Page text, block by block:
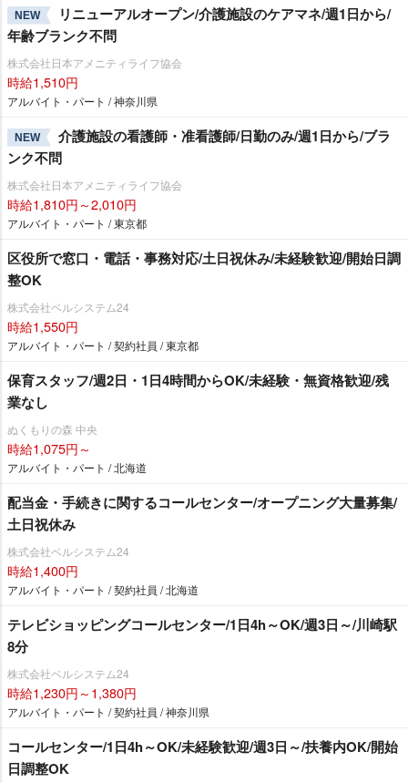
NEW
リニューアルオープン/介護施設のケアマネ/週1日から/
年齢ブランク不問
株式会社日本アメニティライフ協会
時給1,510円
アルバイト・パート / 神奈川県
NEW
介護施設の看護師・准看護師/日勤のみ/週1日から/ブラ
ンク不問
株式会社日本アメニティライフ協会
時給1,810円～2,010円
アルバイト・パート / 東京都
区役所で窓口・電話・事務対応/土日祝休み/未経験歓迎/開始日調
整OK
株式会社ベルシステム24
時給1,550円
アルバイト・パート / 契約社員 / 東京都
保育スタッフ/週2日・1日4時間からOK/未経験・無資格歓迎/残
業なし
ぬくもりの森 中央
時給1,075円～
アルバイト・パート / 北海道
配当金・手続きに関するコールセンター/オープニング大量募集/
土日祝休み
株式会社ベルシステム24
時給1,400円
アルバイト・パート / 契約社員 / 北海道
テレビショッピングコールセンター/1日4h～OK/週3日～/川崎駅
8分
株式会社ベルシステム24
時給1,230円～1,380円
アルバイト・パート / 契約社員 / 神奈川県
コールセンター/1日4h～OK/未経験歓迎/週3日～/扶養内OK/開始
日調整OK